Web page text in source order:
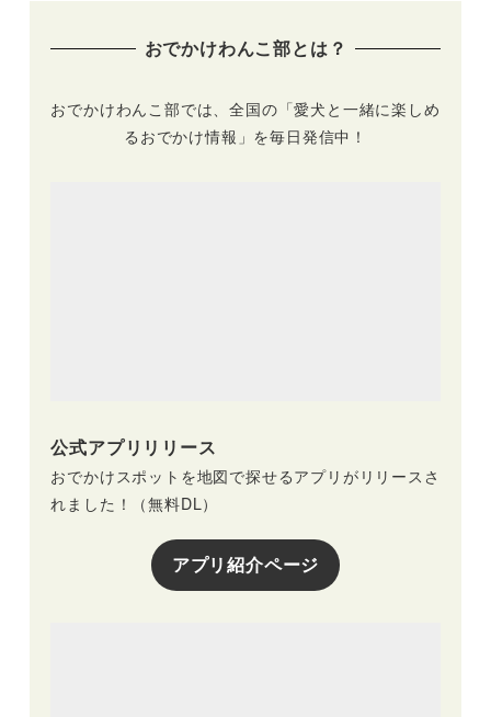
ど非日常スポット満
おでかけわんこ部とは？
おでかけわんこ部では、全国の「愛犬と一緒に楽しめ
るおでかけ情報」を毎日発信中！
公式アプリリリース
おでかけスポットを地図で探せるアプリがリリースさ
れました！（無料DL）
アプリ紹介ページ